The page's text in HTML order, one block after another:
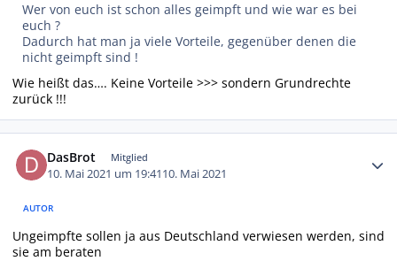
Wer von euch ist schon alles geimpft und wie war es bei
euch ?
Dadurch hat man ja viele Vorteile, gegenüber denen die
nicht geimpft sind !
Wie heißt das…. Keine Vorteile >>> sondern Grundrechte
zurück !!!
DasBrot Mitglied
10. Mai 2021 um 19:4110. Mai 2021
AUTOR
Ungeimpfte sollen ja aus Deutschland verwiesen werden, sind
sie am beraten